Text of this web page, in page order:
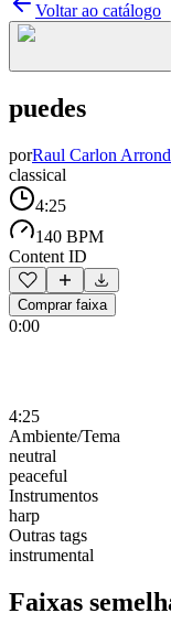
Voltar ao catálogo
puedes
porRaul Carlon
classical
4:25
140 BPM
Content ID
Comprar faixa
0:00
4:25
Ambiente/Tema
neutral
peaceful
Instrumentos
harp
Outras tags
instrumental
Faixas